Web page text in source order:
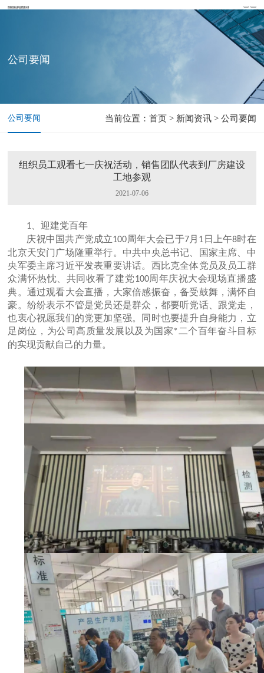
公司要闻
公司要闻 当前位置： 首页> 新闻资讯 > 公司要闻
组织员工观看七一庆祝活动，销售团队代表到厂房建设
工地参观
2021-07-06
1 、迎建党百年
庆祝中国共产党成立100周年大会已于7月 1 日上午8时在
北京天安门广场隆重举行。中共中央总书记、国家主席、中
央军委主席习近平发表重要讲话。西比克全体党员及员工群
众满怀热忱、共同收看了建党100周年庆祝大会现场直播盛
典。通过观看大会直播，大家倍感振奋，备受鼓舞，满怀自
豪。纷纷表示不管是党员还是群众，都要听党话、跟党走，
也衷心祝愿我们的党更加坚强。同时也要提升自身能力，立
足岗位，为公司高质量发展以及为国家* 二个百年奋斗目标
的实现贡献自己的力量。